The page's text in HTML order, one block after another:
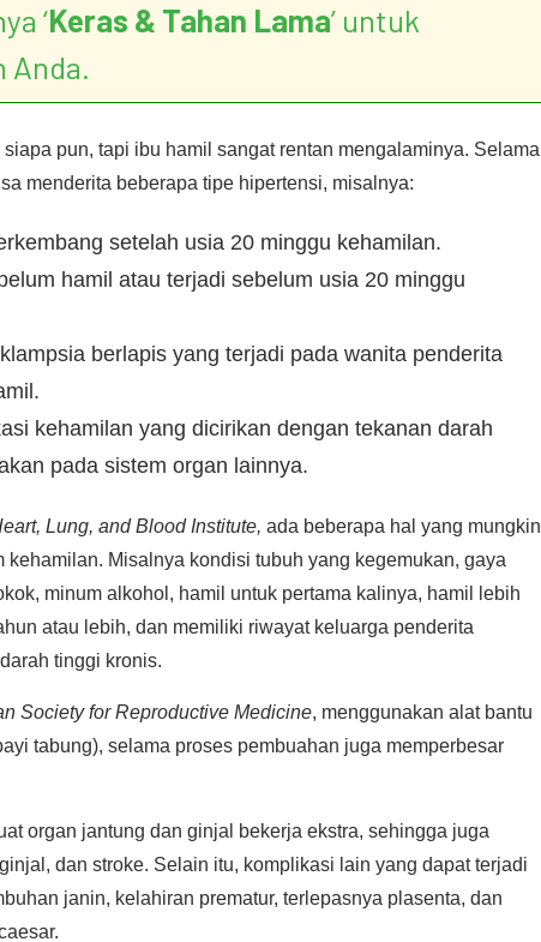
‘Keras & Tahan Lama’ untuk
Anda.
pun, tapi ibu hamil sangat rentan mengalaminya. Selama
menderita beberapa tipe hipertensi, misalnya:
setelah usia 20 minggu kehamilan.
hamil atau terjadi sebelum usia 20 minggu
berlapis yang terjadi pada wanita penderita
kehamilan yang dicirikan dengan tekanan darah
pada sistem organ lainnya.
Lung, and Blood Institute, ada beberapa hal yang mungkin
Misalnya kondisi tubuh yang kegemukan, gaya
minum alkohol, hamil untuk pertama kalinya, hamil lebih
atau lebih, dan memiliki riwayat keluarga penderita
tinggi kronis.
Society for Reproductive Medicine, menggunakan alat bantu
tabung), selama proses pembuahan juga memperbesar
organ jantung dan ginjal bekerja ekstra, sehingga juga
dan stroke. Selain itu, komplikasi lain yang dapat terjadi
janin, kelahiran prematur, terlepasnya plasenta, dan